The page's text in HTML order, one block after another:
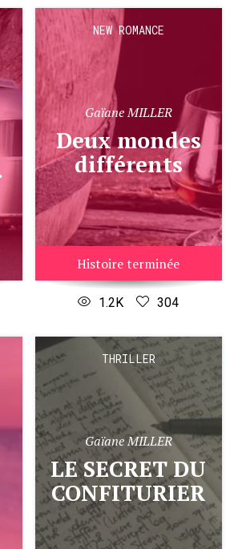
NEW ROMANCE
Gaïane MILLER
Deux mondes
différents
Histoire terminée
1.2K 304
THRILLER
Gaïane MILLER
LE SECRET DU
CONFITURIER